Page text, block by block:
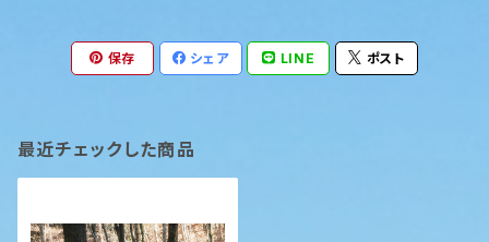
保存 シェア LINE ポスト
最近チェックした商品